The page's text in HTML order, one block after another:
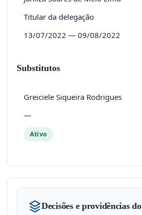
Titular da delegação
13/07/2022 — 09/08/2022
Substitutos
Greiciele Siqueira Rodrigues
—
Ativo
Decisões e providências